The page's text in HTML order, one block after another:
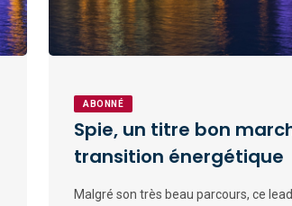
ABONNÉ
Spie, un titre bon
transition énergétique
Malgré son très beau parcours, ce